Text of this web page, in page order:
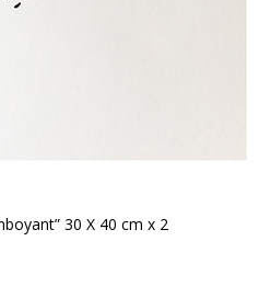
30 X 40 cm x 2